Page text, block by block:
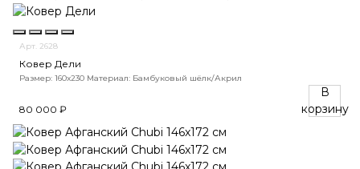
Арт. 2628
Ковер Дели
Размер: 160х230 Материал: Бамбуковый шёлк/Акрил
80 000 ₽
В
корзину